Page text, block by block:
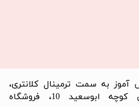
آموز به سمت ترمینال کلانتری،
دولت آباد، خیابان نشاط، نبش کوچه ابوسعید 10، فروشگاه